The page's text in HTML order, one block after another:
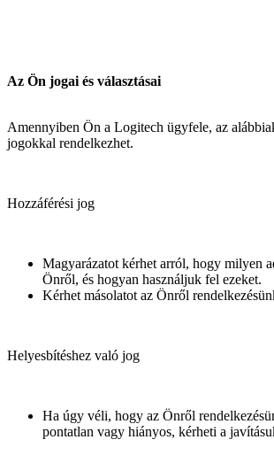
Az Ön jogai és választásai
Amennyiben Ön a Logitech ügyfele, az
jogokkal rendelkezhet.
Hozzáférési jog
Magyarázatot kérhet arról, hogy milyen
Önről, és hogyan használjuk fel ezeket.
Kérhet másolatot az Önről
Helyesbítéshez való jog
Ha úgy véli, hogy az Önről
pontatlan vagy hiányos, kérheti a